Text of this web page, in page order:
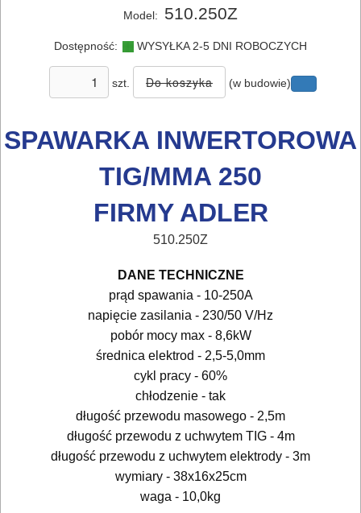
ELEKTRONARZĘDZIA
AKUMULATOROWE
OSPRZĘT
I
AKCESORIA
ELEKTRONARZĘDZI
TRANSPORTOWANIE
POMIAROWE
ELEKTRY..
GLAZURNICZE
Model: 510.250Z
Dostępność: WYSYŁKA 2-5 DNI ROBOCZYCH
szt. (w budowie)
SPAWARKA INWERTOROWA
TIG/MMA 250
FIRMY ADLER
510.250Z
DANE TECHNICZNE
prąd spawania - 10-250A
napięcie zasilania - 230/50 V/Hz
pobór mocy max - 8,6kW
średnica elektrod - 2,5-5,0mm
cykl pracy - 60%
chłodzenie - tak
długość przewodu masowego - 2,5m
długość przewodu z uchwytem TIG - 4m
długość przewodu z uchwytem elektrody - 3m
wymiary - 38x16x25cm
waga - 10,0kg